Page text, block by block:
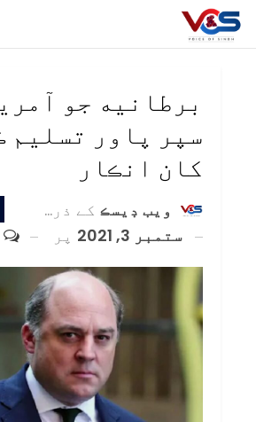
برطانيه جو
سپر پاور تسليم
کان انڪار
ويب ڊيسڪ کے ذریعہ
ستمبر 3, 2021
پر